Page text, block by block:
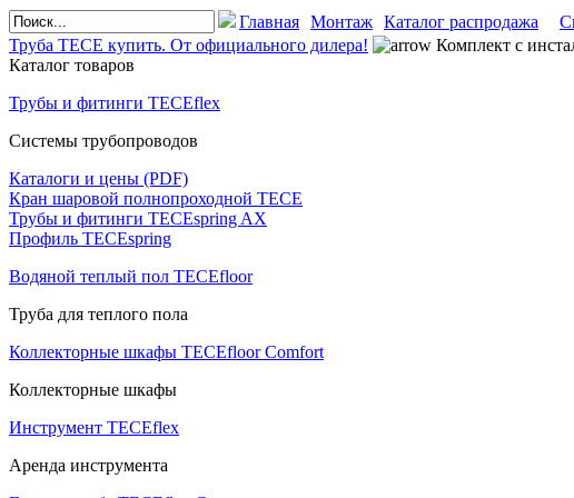
Главная Монтаж Каталог распродажа
Труба TECE купить. От официального дилера!
Комплект с
Каталог товаров
Трубы и фитинги TECEflex
Системы трубопроводов
Каталоги и цены (PDF)
Кран шаровой полнопроходной ТЕСЕ
Трубы и фитинги TECEspring AX
Профиль TECEspring
Водяной теплый пол TECEfloor
Труба для теплого пола
Коллекторные шкафы TECEfloor Comfort
Коллекторные шкафы
Инструмент TECEflex
Аренда инструмента